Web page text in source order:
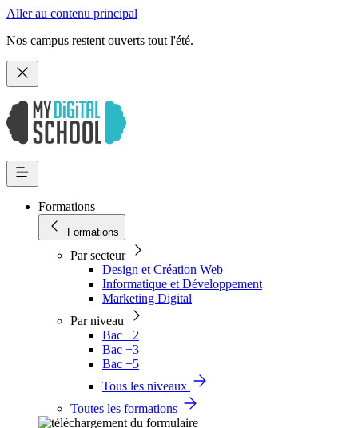
Aller au contenu principal
Nos campus restent ouverts tout l'été.
Formations
Formations
Par secteur
Design et Création Web
Informatique et Développement
Marketing Digital
Par niveau
Bac +2
Bac +3
Bac +5
Tous les niveaux
Toutes les formations